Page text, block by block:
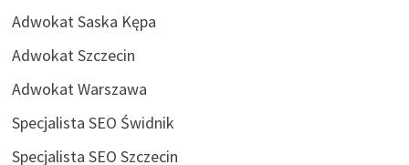
Adwokat Saska Kępa
Adwokat Szczecin
Adwokat Warszawa
Specjalista SEO Świdnik
Specjalista SEO Szczecin